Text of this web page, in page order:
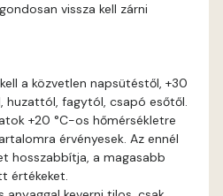
Fir D
Gecco-green E
Gold-yellow D
vissza kell zárni
a közvetlen napsütéstől, +30
huzattól, fagytól, csapó esőtől.
+20 °C-os hőmérsékletre
érvényesek. Az ennél
hosszabbítja, a magasabb
értékeket.